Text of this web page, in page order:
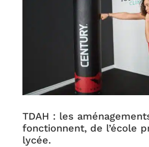
TDAH : les
fonctionnent, de l’école
lycée.